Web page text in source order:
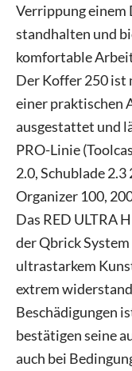
Verrippung einem
standhalten und
komfortable
Der Koffer 250 ist
einer praktischen
ausgestattet und
PRO-Linie
2.0, Schublade 2.3
Organizer 100,
Das RED ULTRA
der Qbrick
ultrastarkem
extrem
Beschädigungen
bestätigen seine
auch bei